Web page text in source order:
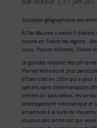
Situation géographique des
A l’Ile Maurice il existe 9
comme en France les régions :
Louis, Plaines Wilhems, Riviere
La grandes majorité des call
Plaines Wilhems et plus
d’Eben créé en 2004 qui a pour
opérant dans l’externalisation
métiers du back-offices, les
développement informatique et
attractivité à la suite de
toujours des centre call qui